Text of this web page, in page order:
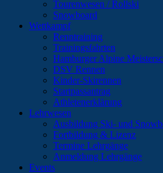
Tourenwesen / Rollski
Snowboard
Wettkampf
Renntraining
Trainingsfahrten
Hamburger Alpine
DSV Rennen
Kinder-Skirennen
Startpassantrag
Athletenerklärung
Lehrwesen
Ausbildung Ski- und
Fortbildung & Lizenz
Termine Lehrgänge
Anmeldung Lehrgänge
Events